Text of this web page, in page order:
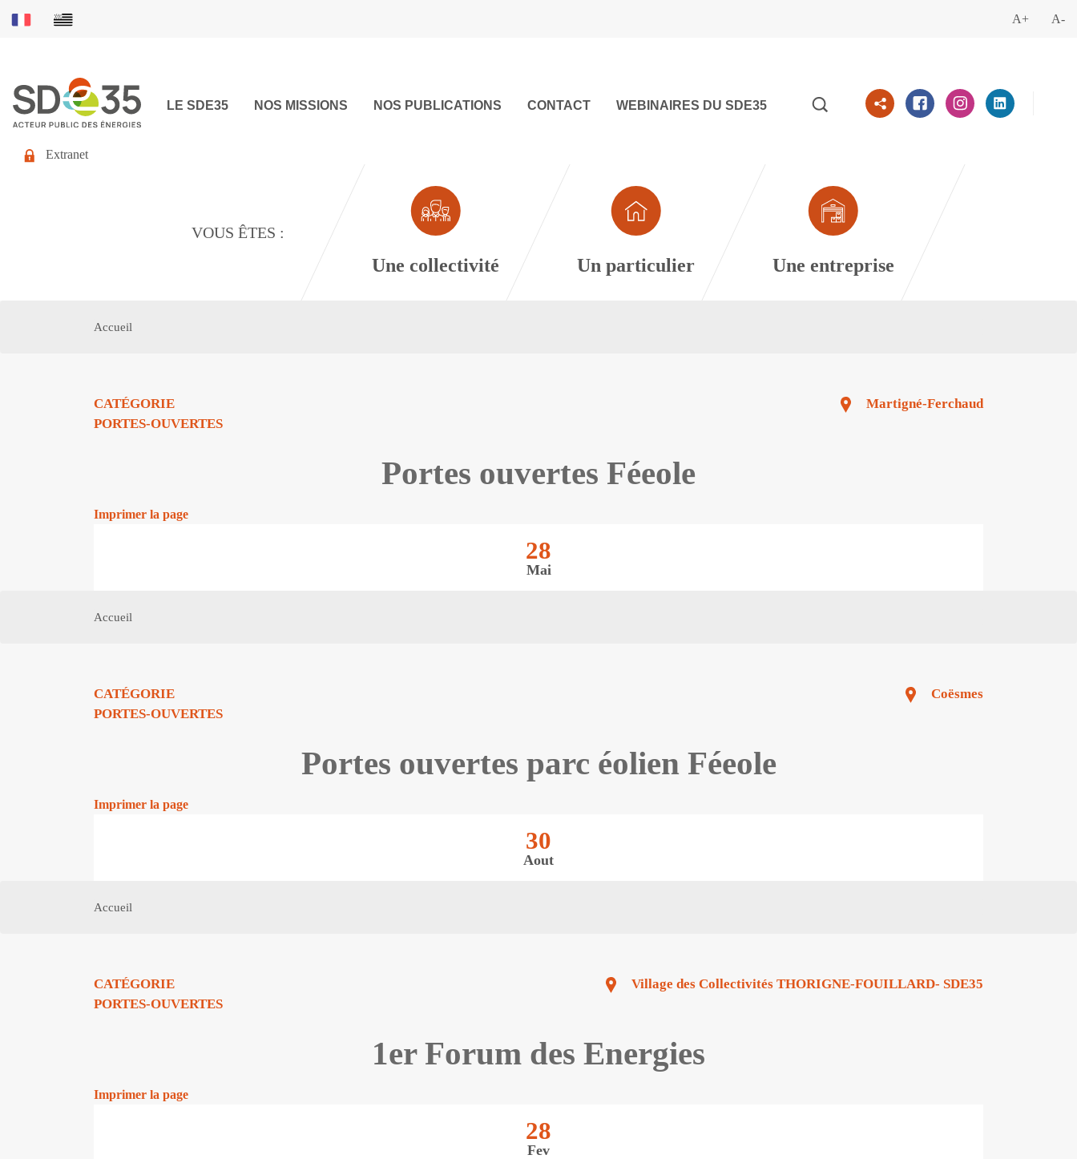
A+ A-
LE SDE35 NOS MISSIONS NOS PUBLICATIONS CONTACT WEBINAIRES DU SDE35
Extranet
VOUS ÊTES :
Une collectivité Un particulier Une entreprise
Accueil
CATÉGORIE
PORTES-OUVERTES
Martigné-Ferchaud
Portes ouvertes Féeole
Imprimer la page
28
Mai
Accueil
CATÉGORIE
PORTES-OUVERTES
Coësmes
Portes ouvertes parc éolien Féeole
Imprimer la page
30
Aout
Accueil
CATÉGORIE
PORTES-OUVERTES
Village des Collectivités THORIGNE-FOUILLARD- SDE35
1er Forum des Energies
Imprimer la page
28
Fev